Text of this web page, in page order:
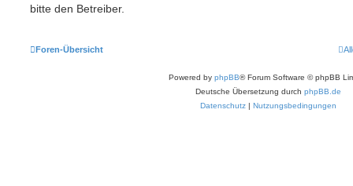
bitte den Betreiber.
Foren-Übersicht
Powered by phpBB® Forum Software © phpBB
Deutsche Übersetzung durch phpBB.de
Datenschutz
Nutzungsbedingungen